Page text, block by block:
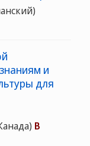
и
для
В